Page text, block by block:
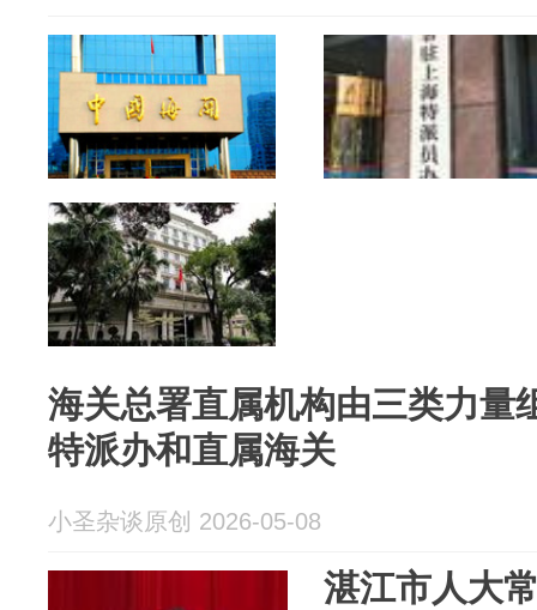
海关总署直属机构由三类力量
特派办和直属海关
小圣杂谈原创 2026-05-08
湛江市人大